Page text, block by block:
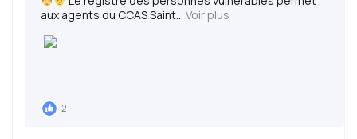
aux agents du CCAS Saint... Voir plus
2